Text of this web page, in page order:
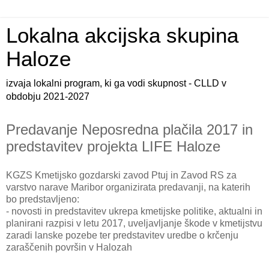
Lokalna akcijska skupina
Haloze
izvaja lokalni program, ki ga vodi skupnost - CLLD v
obdobju 2021-2027
Predavanje Neposredna plačila 2017 in
predstavitev projekta LIFE Haloze
KGZS Kmetijsko gozdarski zavod Ptuj in Zavod RS za
varstvo narave Maribor organizirata predavanji, na katerih
bo predstavljeno:
- novosti in predstavitev ukrepa kmetijske politike, aktualni in
planirani razpisi v letu 2017, uveljavljanje škode v kmetijstvu
zaradi lanske pozebe ter predstavitev uredbe o krčenju
zaraščenih površin v Halozah